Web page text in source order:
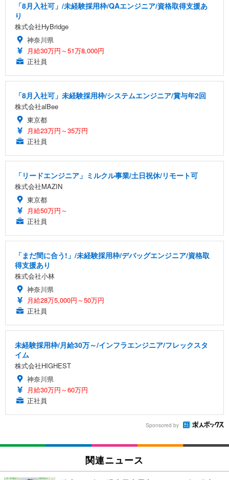
「8月入社可」/未経験採用枠/QAエンジニア/資格取得支援あ
り
株式会社HyBridge
神奈川県
月給30万円～51万8,000円
正社員
「8月入社可」未経験採用枠/システムエンジニア/賞与年2回
株式会社alBee
東京都
月給23万円～35万円
正社員
「リードエンジニア」ミルクル事業/土日祝休/リモート可
株式会社MAZIN
東京都
月給50万円～
正社員
「まだ間に合う!」/未経験採用枠/デバッグエンジニア/資格取
得支援あり
株式会社小林
神奈川県
月給28万5,000円～50万円
正社員
未経験採用枠/月給30万～/インフラエンジニア/フレックスタ
イム
株式会社HIGHEST
神奈川県
月給30万円～60万円
正社員
Sponsored by
関連ニュース